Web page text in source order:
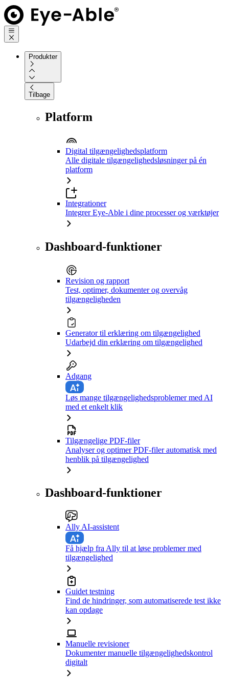
Produkter
Tilbage
Platform
Digital tilgængelighedsplatform
Alle digitale tilgængelighedsløsninger på én
platform
Integrationer
Integrer Eye-Able i dine processer og værktøjer
Dashboard-funktioner
Revision og rapport
Test, optimer, dokumenter og overvåg
tilgængeligheden
Generator til erklæring om tilgængelighed
Udarbejd din erklæring om tilgængelighed
Adgang
Løs mange tilgængelighedsproblemer med AI
med et enkelt klik
Tilgængelige PDF-filer
Analyser og optimer PDF-filer automatisk med
henblik på tilgængelighed
Dashboard-funktioner
Ally AI-assistent
Få hjælp fra Ally til at løse problemer med
tilgængelighed
Guidet testning
Find de hindringer, som automatiserede test ikke
kan opdage
Manuelle revisioner
Dokumenter manuelle tilgængelighedskontrol
digitalt